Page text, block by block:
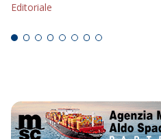
Editoriale